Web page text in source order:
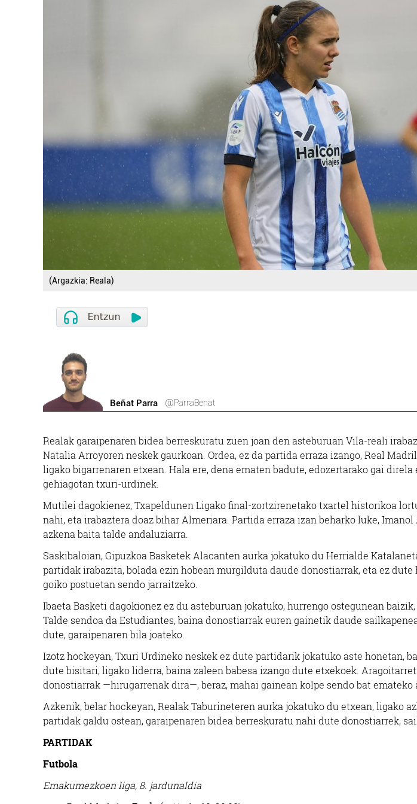
(Argazkia: Reala)
Beñat Parra @ParraBenat
Realak garaipenaren bidea berreskuratu zuen joan den asteburuan Vila-reali
Natalia Arroyoren neskek gaurkoan. Ordea, ez da partida erraza izango, Real
ligako bigarrenaren etxean. Hala ere, dena ematen badute, edozertarako gai
gehiagotan txuri-urdinek.
Mutilei dagokienez, Txapeldunen Ligako final-zortzirenetako txartel historikoa
nahi, eta irabaztera doaz bihar Almeriara. Partida erraza izan beharko luke,
azkena baita talde andaluziarra.
Saskibaloian, Gipuzkoa Basketek Alacanten aurka jokatuko du Herrialde
partidak irabazita, bolada ezin hobean murgilduta daude donostiarrak, eta ez
goiko postuetan sendo jarraitzeko.
Ibaeta Basketi dagokionez ez du asteburuan jokatuko, hurrengo ostegunean
Talde sendoa da Estudiantes, baina donostiarrak euren gainetik daude
dute, garaipenaren bila joateko.
Izotz hockeyan, Txuri Urdineko neskek ez dute partidarik jokatuko aste honetan,
dute bisitari, ligako liderra, baina zaleen babesa izango dute etxekoek.
donostiarrak —hirugarrenak dira—, beraz, mahai gainean kolpe sendo bat emateko
Azkenik, belar hockeyan, Realak Taburineteren aurka jokatuko du etxean, ligako
partidak galdu ostean, garaipenaren bidea berreskuratu nahi dute donostiarrek,
PARTIDAK
Futbola
Emakumezkoen liga, 8. jardunaldia